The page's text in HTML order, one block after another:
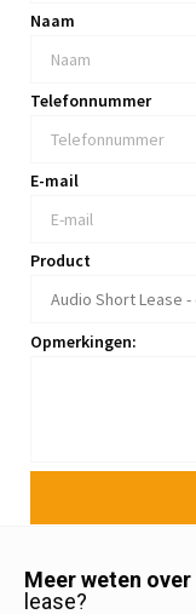
Naam
Telefonnummer
E-mail
Product
Opmerkingen:
Meer weten over
lease?